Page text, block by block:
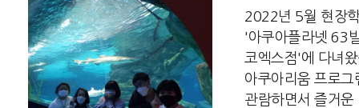
2022년 5월 현장
'아쿠아플라넷 63
코엑스점'에 다녀
아쿠아리움 프로그
관람하면서 즐거운